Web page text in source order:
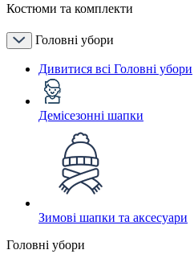
Костюми та комплекти
Головні убори
Дивитися всі Головні убори
Демісезонні шапки
Зимові шапки та аксесуари
Головні убори